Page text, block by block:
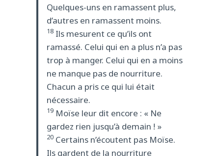
Quelques-uns en ramassent plus,
d’autres en ramassent moins.
18Ils mesurent ce qu’ils ont
ramassé. Celui qui en a plus n’a pas
trop à manger. Celui qui en a moins
ne manque pas de nourriture.
Chacun a pris ce qui lui était
nécessaire.
19Moïse leur dit encore : « Ne
gardez rien jusqu’à demain ! »
20Certains n’écoutent pas Moïse.
Ils gardent de la nourriture